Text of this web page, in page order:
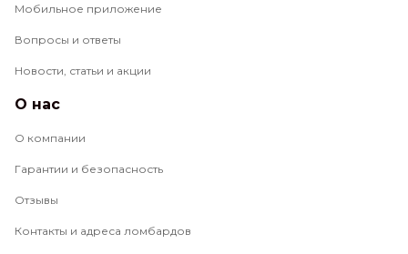
Мобильное приложение
Вопросы и ответы
Новости, статьи и акции
О нас
О компании
Гарантии и безопасность
Отзывы
Контакты и адреса ломбардов